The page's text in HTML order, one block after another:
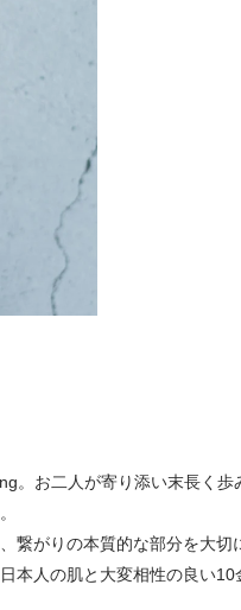
。お二人が寄り添い末長く
繋がりの本質的な部分を大
本人の肌と大変相性の良い10